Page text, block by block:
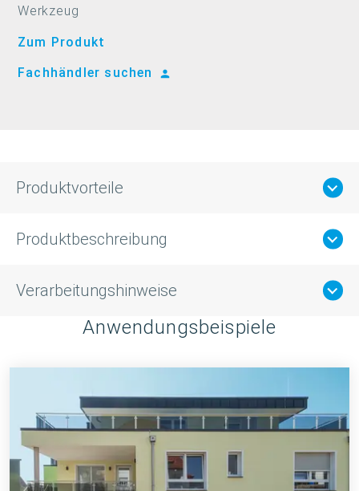
Werkzeug
Zum Produkt
Fachhändler suchen
Produktvorteile
Produktbeschreibung
Verarbeitungshinweise
Anwendungsbeispiele